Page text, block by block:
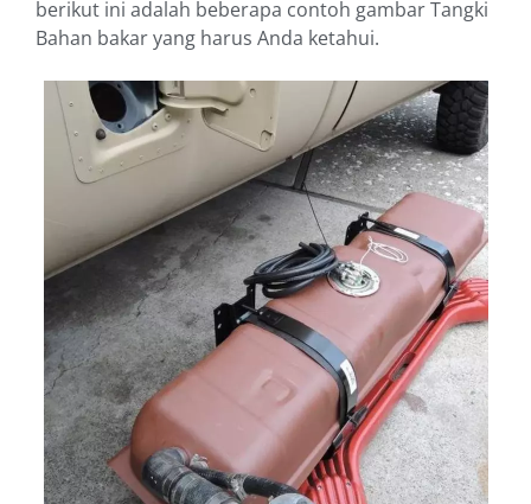
berikut ini adalah beberapa contoh gambar Tangki
Bahan bakar yang harus Anda ketahui.